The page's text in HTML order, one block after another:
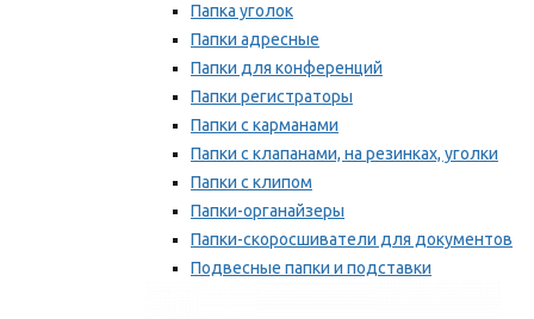
Папка уголок
Папки адресные
Папки для конференций
Папки регистраторы
Папки с карманами
Папки с клапанами, на резинках, уголки
Папки с клипом
Папки-органайзеры
Папки-скоросшиватели для документов
Подвесные папки и подставки